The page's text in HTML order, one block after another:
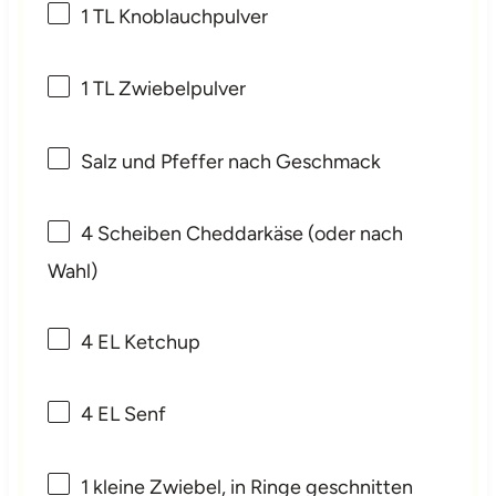
1 TL Knoblauchpulver
1 TL Zwiebelpulver
Salz und Pfeffer nach Geschmack
4 Scheiben Cheddarkäse (oder nach
Wahl)
4 EL Ketchup
4 EL Senf
1 kleine Zwiebel, in Ringe geschnitten